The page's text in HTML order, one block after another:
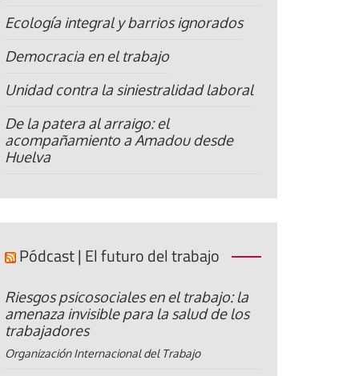
Ecología integral y barrios ignorados
Democracia en el trabajo
Unidad contra la siniestralidad laboral
De la patera al arraigo: el
acompañamiento a Amadou desde
Huelva
Pódcast | El futuro del trabajo
Riesgos psicosociales en el trabajo: la
amenaza invisible para la salud de los
trabajadores
Organización Internacional del Trabajo